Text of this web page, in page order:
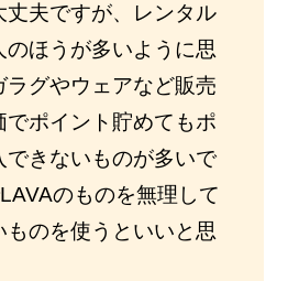
丈夫ですが、レンタル
のほうが多いように思
ラグやウェアなど販売
でポイント貯めてもポ
できないものが多いで
のものを無理して
ものを使うといいと思